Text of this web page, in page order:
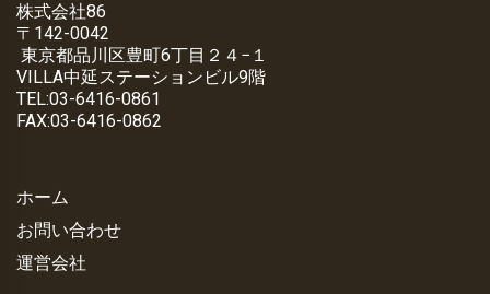
株式会社86
〒142-0042
東京都品川区豊町6丁目２４−１
VILLA中延ステーションビル9階
TEL:03-6416-0861
FAX:03-6416-0862
ホーム
お問い合わせ
運営会社